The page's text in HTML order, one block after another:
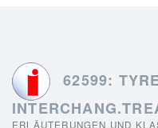
62599:
ERLÄUTERUNGEN UND